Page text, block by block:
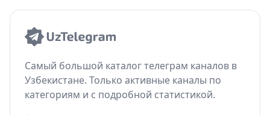
Самый большой каталог телеграм каналов в
Узбекистане. Только активные каналы по
категориям и с подробной статистикой.